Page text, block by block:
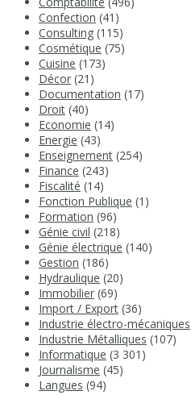
Confection (41)
Consulting (115)
Cosmétique (75)
Cuisine (173)
Décor (21)
Documentation (17)
Droit (40)
Economie (14)
Energie (43)
Enseignement (254)
Finance (243)
Fiscalité (14)
Fonction Publique (1)
Formation (96)
Génie civil (218)
Génie électrique (140)
Gestion (186)
Hydraulique (20)
Immobilier (69)
Import / Export (36)
Industrie électro-mécaniques
Industrie Métalliques (107)
Informatique (3 301)
Journalisme (45)
Langues (94)